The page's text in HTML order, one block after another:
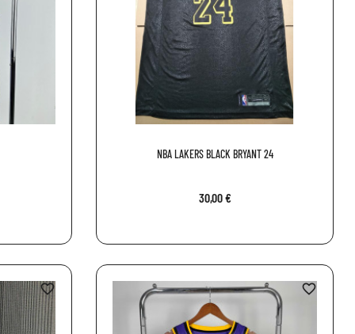
NBA LAKERS BLACK BRYANT 24
30,00 €
favorite_border favorite_border